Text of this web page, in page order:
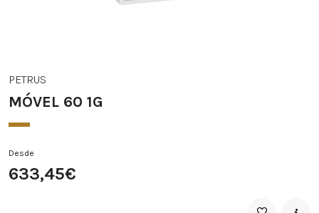
PETRUS
MÓVEL 60 1G
Desde
633,45€